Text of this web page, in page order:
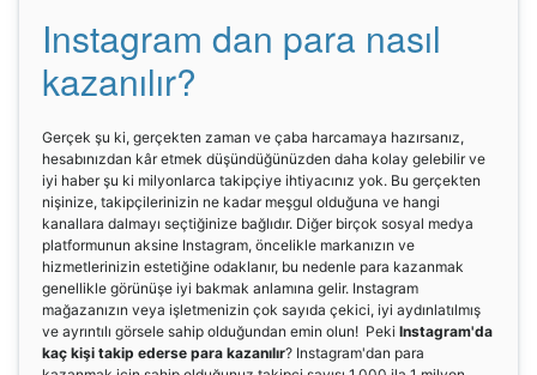
Instagram dan para nasıl
kazanılır?
Gerçek şu ki, gerçekten zaman ve çaba harcamaya hazırsanız,
hesabınızdan kâr etmek düşündüğünüzden daha kolay gelebilir ve
iyi haber şu ki milyonlarca takipçiye ihtiyacınız yok. Bu gerçekten
nişinize, takipçilerinizin ne kadar meşgul olduğuna ve hangi
kanallara dalmayı seçtiğinize bağlıdır. Diğer birçok sosyal medya
platformunun aksine Instagram, öncelikle markanızın ve
hizmetlerinizin estetiğine odaklanır, bu nedenle para kazanmak
genellikle görünüşe iyi bakmak anlamına gelir. Instagram
mağazanızın veya işletmenizin çok sayıda çekici, iyi aydınlatılmış
ve ayrıntılı görsele sahip olduğundan emin olun! Peki Instagram'da
kaç kişi takip ederse para kazanılır? Instagram'dan para